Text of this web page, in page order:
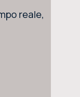
reale,
I BIGLIETTI CON LA